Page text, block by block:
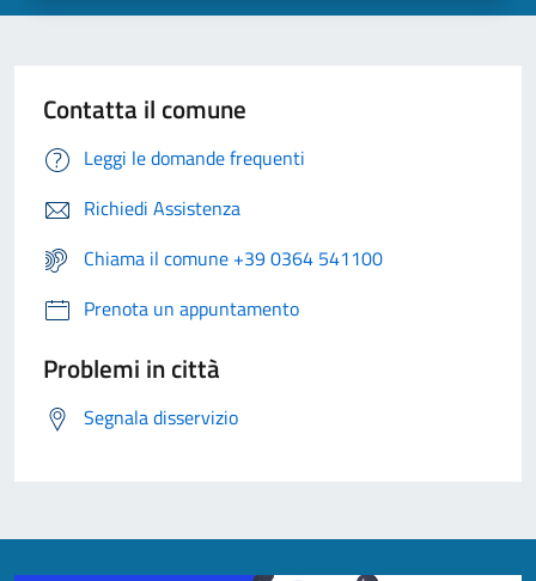
Contatta il comune
Leggi le domande frequenti
Richiedi Assistenza
Chiama il comune +39 0364 541100
Prenota un appuntamento
Problemi in città
Segnala disservizio